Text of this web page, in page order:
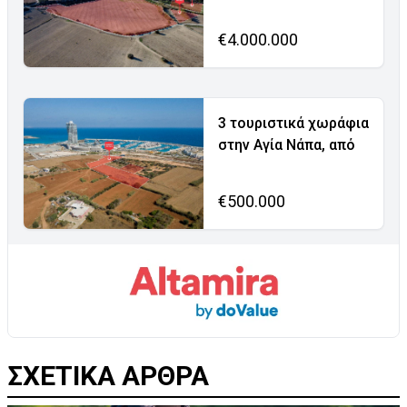
€4.000.000
3 τουριστικά χωράφια
στην Αγία Νάπα, από
€500.000
ΣΧΕΤΙΚΑ ΑΡΘΡΑ